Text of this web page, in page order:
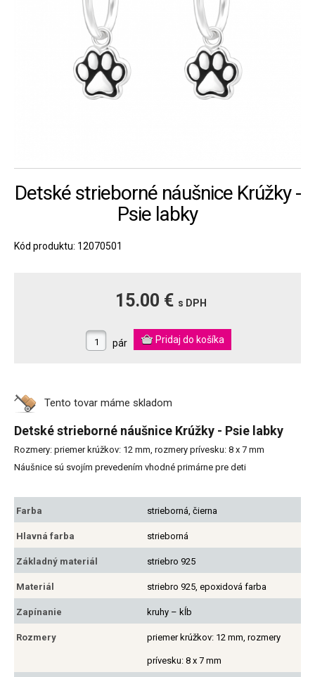
Detské strieborné náušnice Krúžky -
Psie labky
Kód produktu: 12070501
15.00 € s DPH
pár
Tento tovar máme skladom
Detské strieborné náušnice Krúžky - Psie labky
Rozmery: priemer krúžkov: 12 mm, rozmery prívesku: 8 x 7 mm
Náušnice sú svojím prevedením vhodné primárne pre deti
Farba strieborná, čierna
Hlavná farba strieborná
Základný materiál striebro 925
Materiál striebro 925, epoxidová farba
Zapínanie kruhy – kĺb
Rozmery priemer krúžkov: 12 mm, rozmery
prívesku: 8 x 7 mm